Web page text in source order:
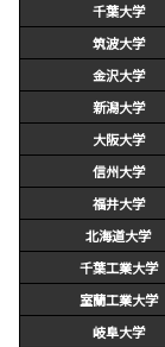
千葉大学
筑波大学
金沢大学
新潟大学
大阪大学
信州大学
福井大学
北海道大学
千葉工業大学
室蘭工業大学
岐阜大学